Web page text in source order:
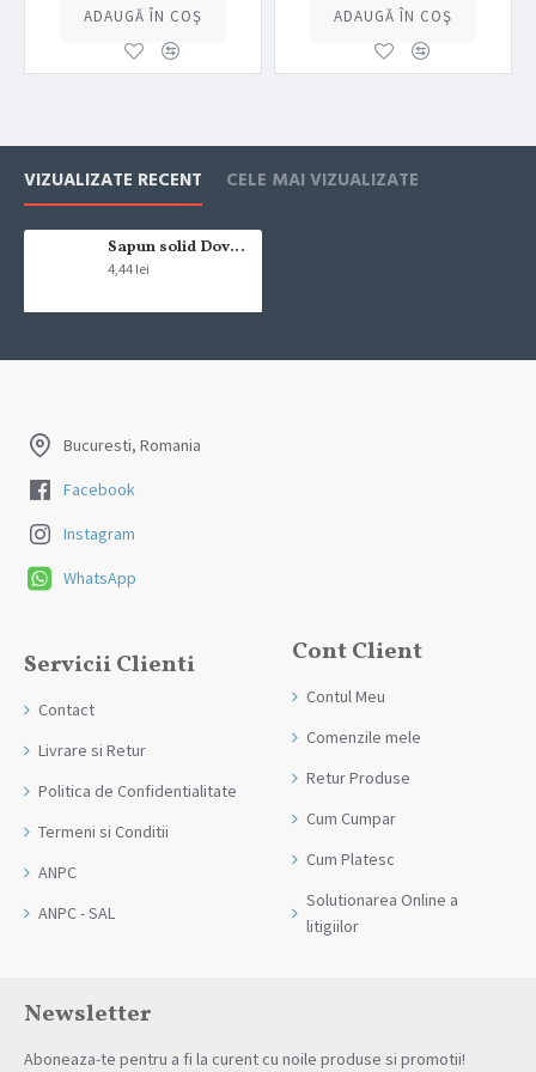
ADAUGĂ ÎN COŞ ADAUGĂ ÎN COŞ
VIZUALIZATE RECENT CELE MAI VIZUALIZATE
Sapun solid Dove Pink 90g
4,44 lei
Bucuresti, Romania
Facebook
Instagram
WhatsApp
Servicii Clienti
Contact
Livrare si Retur
Politica de Confidentialitate
Termeni si Conditii
ANPC
ANPC - SAL
Cont Client
Contul Meu
Comenzile mele
Retur Produse
Cum Cumpar
Cum Platesc
Solutionarea Online a
litigiilor
Newsletter
Aboneaza-te pentru a fi la curent cu noile produse si promotii!